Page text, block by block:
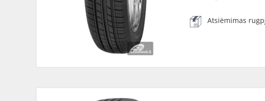
Atsiėmimas